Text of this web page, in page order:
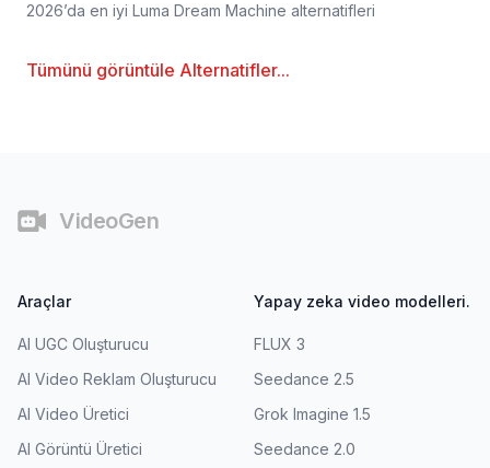
2026’da en iyi Luma Dream Machine alternatifleri
Tümünü görüntüle Alternatifler...
VideoGen
Araçlar
AI UGC Oluşturucu
AI Video Reklam Oluşturucu
AI Video Üretici
AI Görüntü Üretici
Yapay zeka video modelleri.
FLUX 3
Seedance 2.5
Grok Imagine 1.5
Seedance 2.0